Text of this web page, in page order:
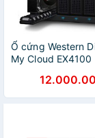
Ổ cứng Western
My Cloud EX4100